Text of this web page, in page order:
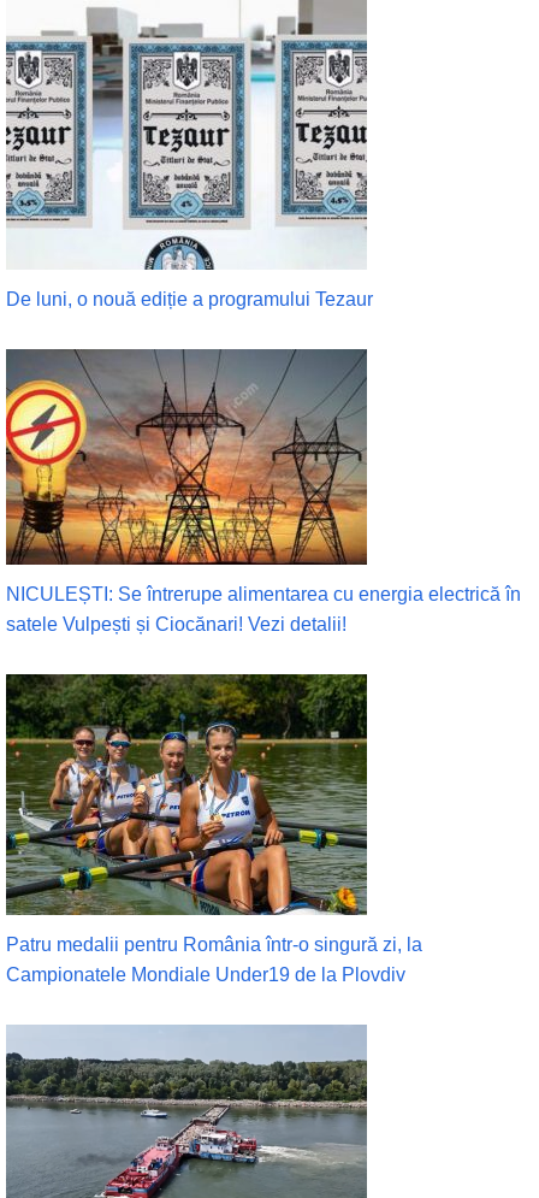
De luni, o nouă ediție a programului Tezaur
NICULEȘTI: Se întrerupe alimentarea cu energia electrică în
satele Vulpești și Ciocănari! Vezi detalii!
Patru medalii pentru România într-o singură zi, la
Campionatele Mondiale Under19 de la Plovdiv